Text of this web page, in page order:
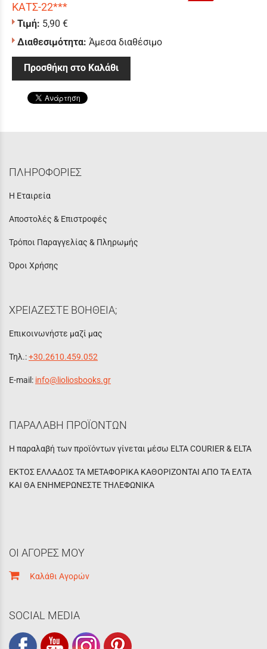
ΚΑΤΣ-22***
Τιμή: 5,90 €
Διαθεσιμότητα: Άμεσα διαθέσιμο
Προσθήκη στο Καλάθι
ΠΛΗΡΟΦΟΡΙΕΣ
Η Εταιρεία
Αποστολές & Επιστροφές
Τρόποι Παραγγελίας & Πληρωμής
Όροι Χρήσης
ΧΡΕΙΑΖΕΣΤΕ ΒΟΗΘΕΙΑ;
Επικοινωνήστε μαζί μας
Τηλ.:+30.2610.459.052
E-mail: info@lioliosbooks.gr
ΠΑΡΑΛΑΒΗ ΠΡΟΪΟΝΤΩΝ
Η παραλαβή των προϊόντων γίνεται μέσω ELTA COURIER & ELTA
ΕΚΤΟΣ ΕΛΛΑΔΟΣ ΤΑ ΜΕΤΑΦΟΡΙΚΑ ΚΑΘΟΡΙΖΟΝΤΑΙ ΑΠΟ ΤΑ ΕΛΤΑ
ΚΑΙ ΘΑ ΕΝΗΜΕΡΩΝΕΣΤΕ ΤΗΛΕΦΩΝΙΚΑ
ΟΙ ΑΓΟΡΕΣ ΜΟΥ
Καλάθι Αγορών
SOCIAL MEDIA